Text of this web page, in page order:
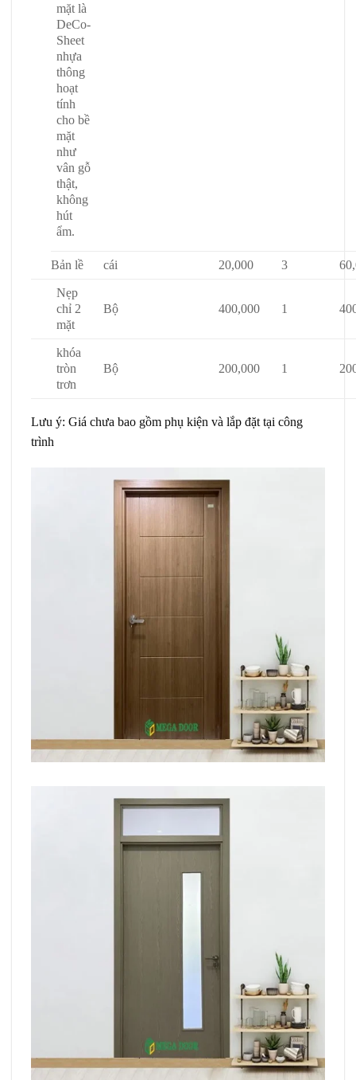
mặt là
DeCo-
Sheet
nhựa
thông
hoạt
tính
cho bề
mặt
như
vân gỗ
thật,
không
hút
ẩm.
Bản lề cái 20,000 3
Nẹp
chỉ 2
mặt
Bộ 400,000 1
khóa
tròn
trơn
Bộ 200,000 1
Lưu ý: Giá chưa bao gồm phụ kiện và lắp đặt tại công
trình